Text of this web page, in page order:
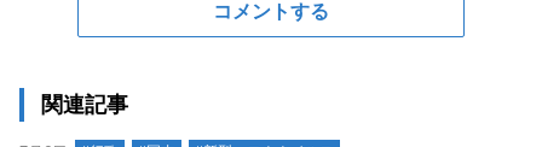
コメントする
関連記事